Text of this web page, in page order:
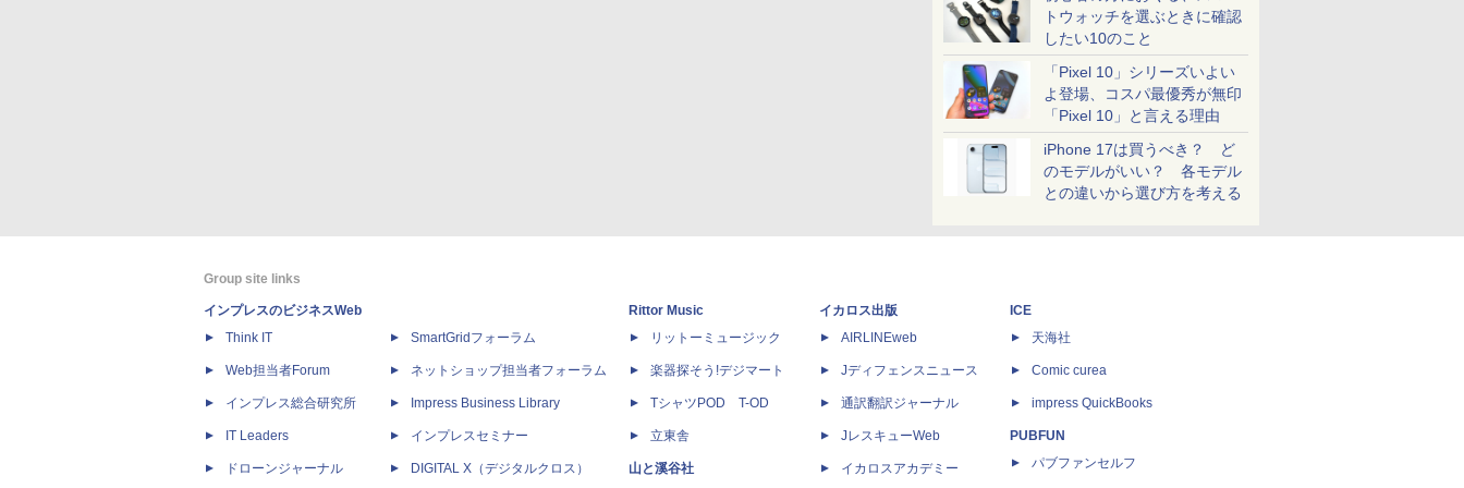
トウォッチを選ぶときに確認
したい10のこと
「Pixel 10」シリーズいよい
よ登場、コスパ最優秀が無印
「Pixel 10」と言える理由
iPhone 17は買うべき？ ど
のモデルがいい？ 各モデル
との違いから選び方を考える
Group site links
インプレスのビジネスWeb
Think IT
Web担当者Forum
インプレス総合研究所
IT Leaders
ドローンジャーナル
SmartGridフォーラム
ネットショップ担当者フォーラム
Impress Business Library
インプレスセミナー
DIGITAL X（デジタルクロス）
Rittor Music
リットーミュージック
楽器探そう!デジマート
TシャツPOD T-OD
立東舎
山と溪谷社
イカロス出版
AIRLINEweb
Jディフェンスニュース
通訳翻訳ジャーナル
JレスキューWeb
イカロスアカデミー
ICE
天海社
Comic curea
impress QuickBooks
PUBFUN
パブファンセルフ